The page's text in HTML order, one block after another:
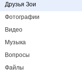
Друзья Зои
Фотографии
Видео
Музыка
Вопросы
Файлы